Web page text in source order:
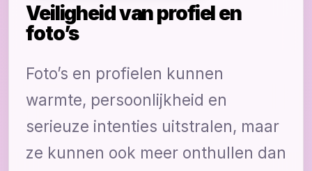
Veiligheid van profiel en
foto’s
Foto’s en profielen kunnen
warmte, persoonlijkheid en
serieuze intenties uitstralen, maar
ze kunnen ook meer onthullen dan